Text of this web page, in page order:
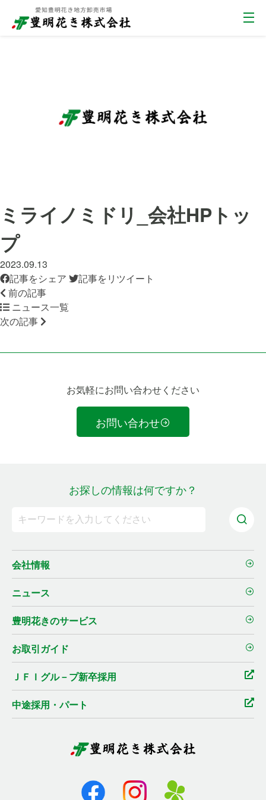
ミライノミドリ_会社HPトッ
プ
2023.09.13
記事をシェア
記事をリツイート
前の記事
ニュース一覧
次の記事
お気軽にお問い合わせください
お問い合わせ
お探しの情報は何ですか？
会社情報
ニュース
豊明花きのサービス
お取引ガイド
ＪＦＩグル－プ新卒採用
中途採用・パート